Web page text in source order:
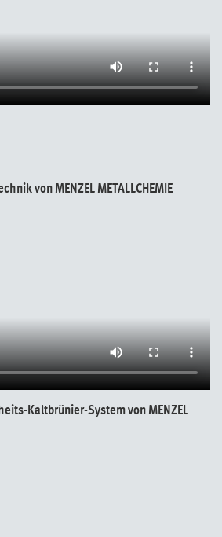
von MENZEL METALLCHEMIE
Kaltbrünier-System von MENZEL